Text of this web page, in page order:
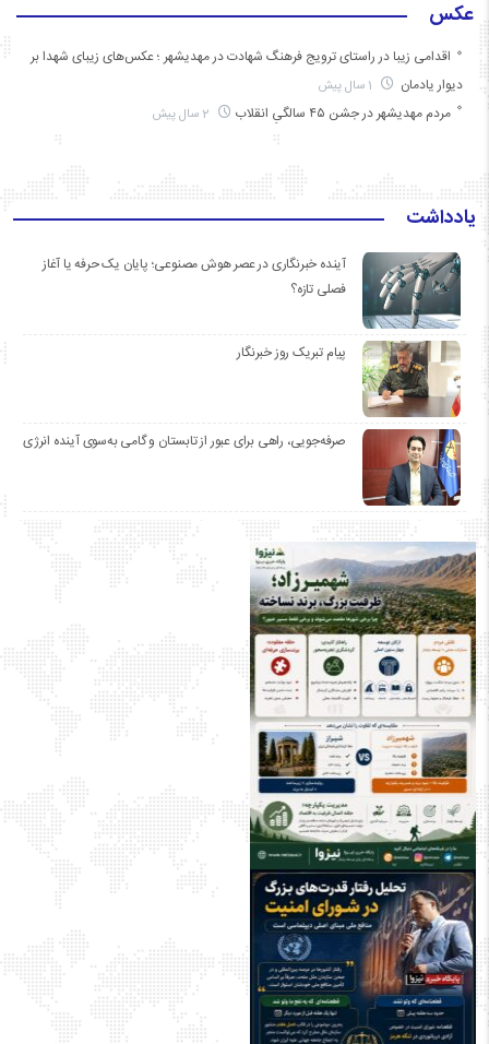
عکس
اقدامی زیبا در راستای ترویج فرهنگ شهادت در مهدیشهر ؛ عکس‌های زیبای شهدا بر
دیوار یادمان
مردم مهدیشهر در جشن ۴۵ سالگیِ انقلاب
یادداشت
آینده خبرنگاری در عصر هوش مصنوعی؛ پایان یک حرفه یا آغاز
فصلی تازه؟
پیام تبریک روز خبرنگار
صرفه‌جویی، راهی برای عبور از تابستان و گامی به‌سوی آینده انرژی